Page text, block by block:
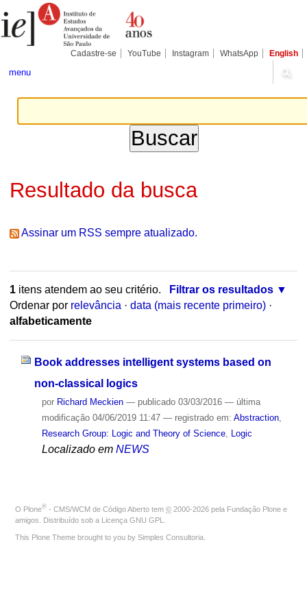
para
conteúdo.
Pessoais
Cadastre-se YouTube Instagram WhatsApp English
menu
Resultado da busca
Assinar um RSS sempre atualizado.
1itens atendem ao seu critério.
Filtrar os resultados
Ordenar por relevância · data (mais recente primeiro) ·
alfabeticamente
Book addresses intelligent systems based on
non-classical logics
por Richard Meckien — publicado03/03/2016 — última
modificação04/06/2019 11:47 — registrado em: Abstraction,
Research Group: Logic and Theory of Science, Logic
Localizado em NEWS
O Plone® - CMS/WCM de Código Aberto tem © 2000-2026 pela Fundação Plone e
amigos. Distribuído sob a Licença GNU GPL
This Plone Theme brought to you by Simples Consultoria